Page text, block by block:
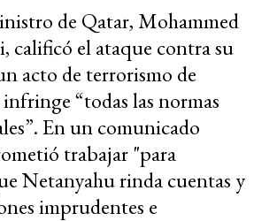
de Qatar, Mohammed
calificó el ataque contra su
acto de terrorismo de
“todas las normas
En un comunicado
trabajar "para
Netanyahu rinda cuentas y
imprudentes e